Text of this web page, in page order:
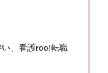
、看護roo!転職